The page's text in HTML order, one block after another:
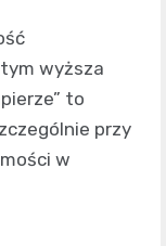
wyższa
to
przy
w